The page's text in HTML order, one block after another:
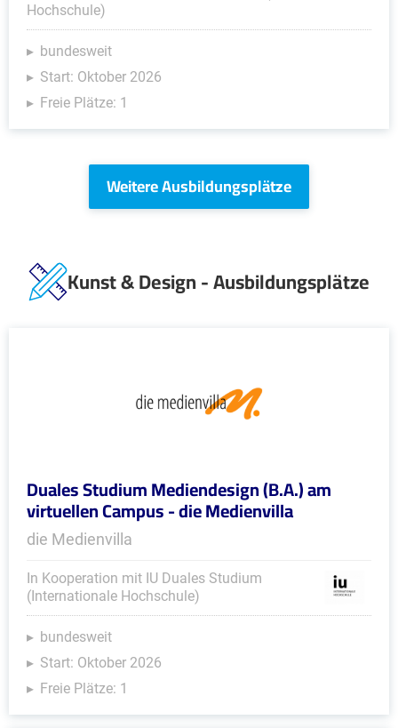
Hochschule)
bundesweit
Start: Oktober 2026
Freie Plätze: 1
Weitere Ausbildungsplätze
Kunst & Design - Ausbildungsplätze
Duales Studium Mediendesign (B.A.) am
virtuellen Campus - die Medienvilla
die Medienvilla
In Kooperation mit IU Duales Studium
(Internationale Hochschule)
bundesweit
Start: Oktober 2026
Freie Plätze: 1